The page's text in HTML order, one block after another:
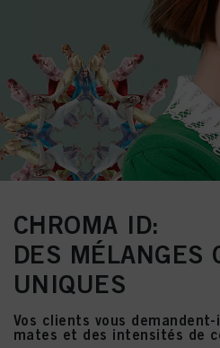
CHROMA ID:
DES MÉLANGES
UNIQUES
Vos clients vous
mates et des intensités de